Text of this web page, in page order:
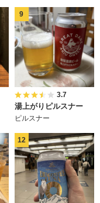
3.7
湯上がりピルスナー
ピルスナー